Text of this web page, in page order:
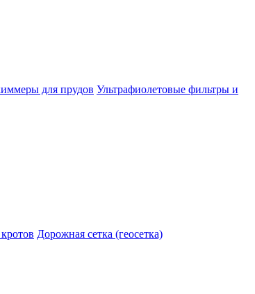
для прудов Ультрафиолетовые фильтры и
Дорожная сетка (геосетка)